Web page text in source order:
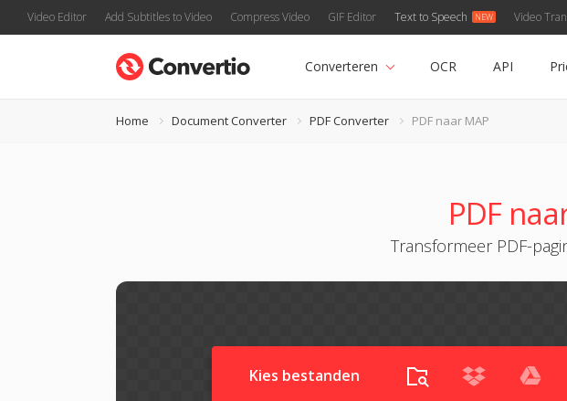
Video Editor Add Subtitles to Video Compress Video GIF Editor Text to Speech Video
Converteren OCR API
Home Document Converter PDF Converter PDF naar MAP
PDF
Transformeer PDF-
Kies bestanden